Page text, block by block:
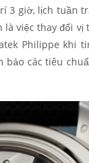
3 giờ, lịch tuần
việc thay đổi vị
Philippe khi
các tiêu